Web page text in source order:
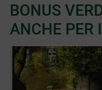
BONUS
ANCHE PER